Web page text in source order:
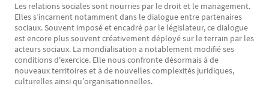
Les relations sociales sont nourries par le droit et le management.
Elles s’incarnent notamment dans le dialogue entre partenaires
sociaux. Souvent imposé et encadré par le législateur, ce dialogue
est encore plus souvent créativement déployé sur le terrain par les
acteurs sociaux. La mondialisation a notablement modifié ses
conditions d'exercice. Elle nous confronte désormais à de
nouveaux territoires et à de nouvelles complexités juridiques,
culturelles ainsi qu’organisationnelles.